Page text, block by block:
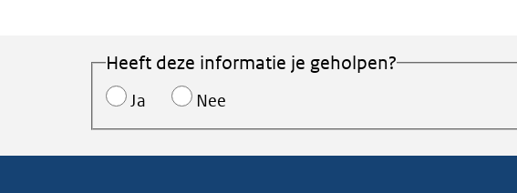
Heeft deze informatie je geholpen?
Ja Nee